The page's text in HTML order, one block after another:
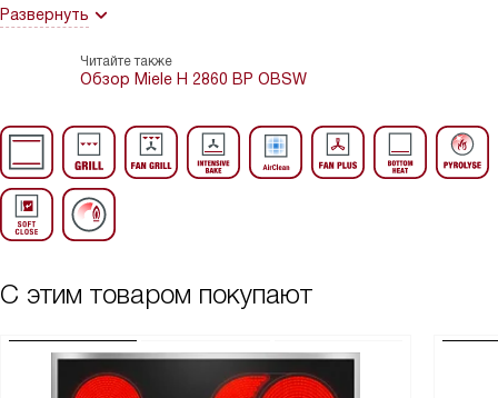
Развернуть
Читайте также
Обзор Miele H 2860 BP OBSW
С этим товаром покупают